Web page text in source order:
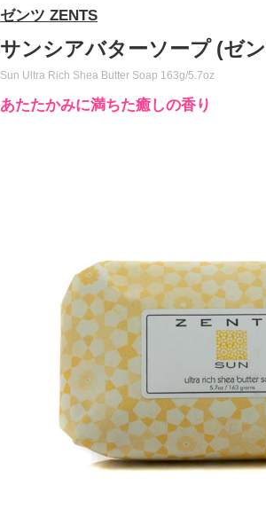
ゼンツ ZENTS
サンシアバターソープ (ゼ
Sun Ultra Rich Shea Butter Soap 163g/5.7oz
あたたかみに満ちた癒しの香り